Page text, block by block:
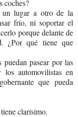
coches?
un lugar a otro de la
frío, ni soportar el
porque delante de
¿Por qué tiene que
pasear por las
automovilistas en
que pueda
clarísimo.